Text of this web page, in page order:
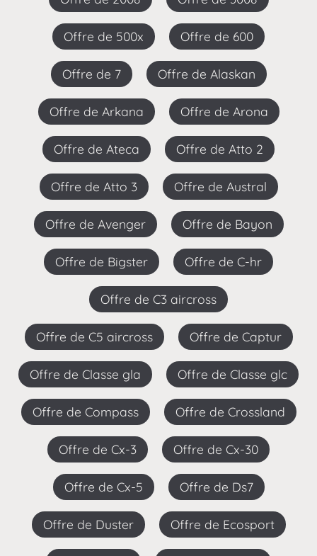
Offre de 500x Offre de 600
Offre de 7 Offre de Alaskan
Offre de Arkana Offre de Arona
Offre de Ateca Offre de Atto 2
Offre de Atto 3 Offre de Austral
Offre de Avenger Offre de Bayon
Offre de Bigster Offre de C-hr
Offre de C3 aircross
Offre de C5 aircross Offre de Captur
Offre de Classe gla Offre de Classe glc
Offre de Compass Offre de Crossland
Offre de Cx-3 Offre de Cx-30
Offre de Cx-5 Offre de Ds7
Offre de Duster Offre de Ecosport